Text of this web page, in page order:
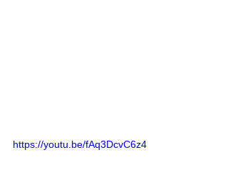
https://youtu.be/fAq3DcvC6z4